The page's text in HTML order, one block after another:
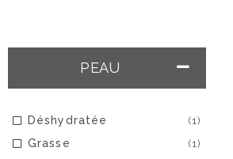
PEAU
Déshydratée (1)
Grasse (1)